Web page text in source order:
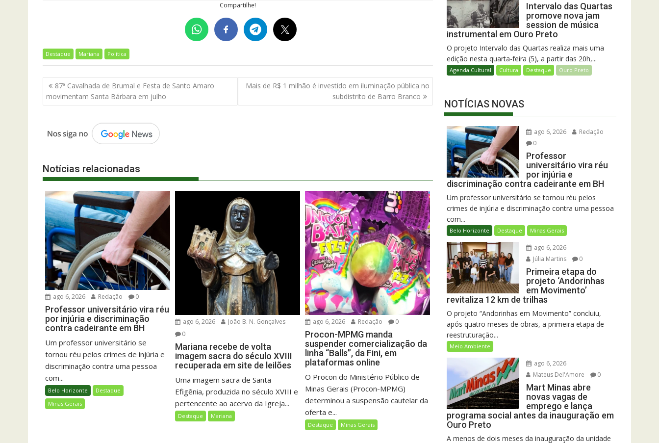
Compartilhe!
Destaque Mariana Política
Navegação
de
Post
87ª Cavalhada de Brumal e Festa de Santo Amaro
movimentam Santa Bárbara em julho
Mais de R$ 1 milhão é investido em iluminação pública no
subdistrito de Barro Branco
Notícias relacionadas
ago 6, 2026 Redação 0
Professor universitário vira réu
por injúria e discriminação
contra cadeirante em BH
Um professor universitário se
tornou réu pelos crimes de injúria e
discriminação contra uma pessoa
com...
Belo Horizonte
Destaque
Minas Gerais
ago 6, 2026
João B. N. Gonçalves
0
Mariana recebe de volta
imagem sacra do século XVIII
recuperada em site de leilões
Uma imagem sacra de Santa
Efigênia, produzida no século XVIII e
pertencente ao acervo da Igreja...
Destaque Mariana
ago 6, 2026 Redação 0
Procon-MPMG manda
suspender comercialização da
linha “Balls”, da Fini, em
plataformas online
O Procon do Ministério Público de
Minas Gerais (Procon-MPMG)
determinou a suspensão cautelar da
oferta e...
Destaque Minas Gerais
Intervalo das Quartas
promove nova jam
session de música
instrumental em Ouro Preto
O projeto Intervalo das Quartas realiza mais uma
edição nesta quarta-feira (5), a partir das 20h,...
Agenda Cultural Cultura Destaque Ouro Preto
NOTÍCIAS NOVAS
ago 6, 2026
Redação
0
Professor
universitário vira réu
por injúria e
discriminação contra cadeirante em BH
Um professor universitário se tornou réu pelos
crimes de injúria e discriminação contra uma pessoa
com...
Belo Horizonte Destaque Minas Gerais
ago 6, 2026
Júlia Martins
0
Primeira etapa do
projeto ‘Andorinhas
em Movimento’
revitaliza 12 km de trilhas
O projeto “Andorinhas em Movimento” concluiu,
após quatro meses de obras, a primeira etapa de
reestruturação...
Meio Ambiente
ago 6, 2026
Mateus Del'Amore
0
Mart Minas abre
novas vagas de
emprego e lança
programa social antes da inauguração em
Ouro Preto
A menos de dois meses da inauguração da unidade